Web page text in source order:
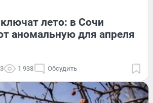
лето: в Сочи
аномальную для апреля
1 938 Обсудить